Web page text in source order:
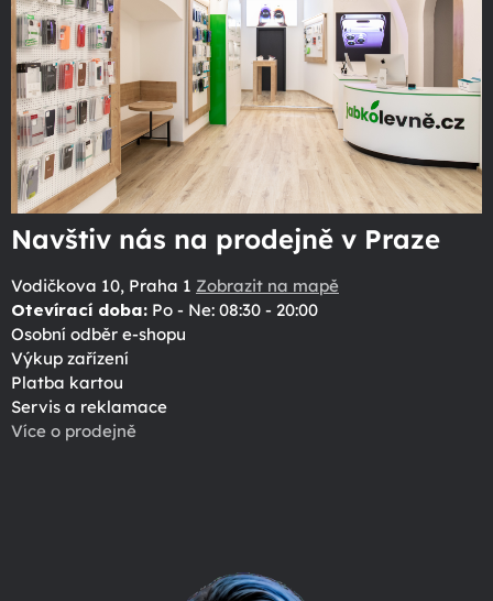
Navštiv nás na prodejně v Praze
Vodičkova 10, Praha 1 Zobrazit na mapě
Otevírací doba: Po - Ne: 08:30 - 20:00
Osobní odběr e-shopu
Výkup zařízení
Platba kartou
Servis a reklamace
Více o prodejně